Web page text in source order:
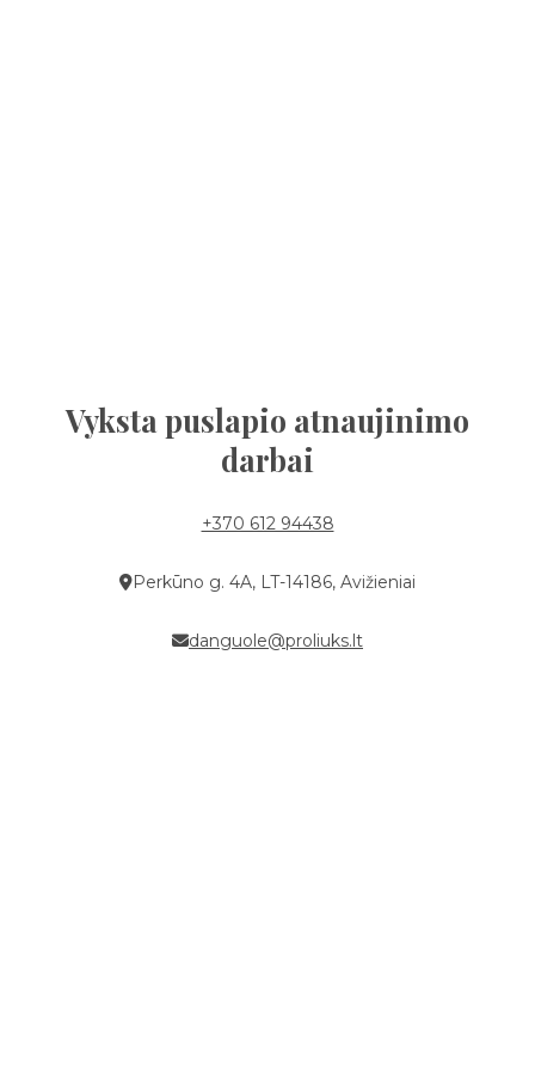
Vyksta puslapio atnaujinimo
darbai
+370 612 94438
Perkūno g. 4A, LT-14186, Avižieniai
danguole@proliuks.lt